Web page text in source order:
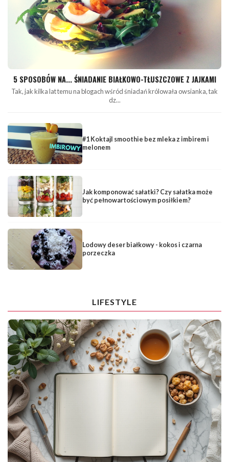
5 SPOSOBÓW NA... ŚNIADANIE BIAŁKOWO-TŁUSZCZOWE Z JAJKAMI
Tak, jak kilka lat temu na blogach wśród śniadań królowała owsianka, tak
dz...
#1 Koktajl smoothie bez mleka z imbirem i
melonem
Jak komponować sałatki? Czy sałatka może
być pełnowartościowym posiłkiem?
Lodowy deser białkowy - kokos i czarna
porzeczka
LIFESTYLE